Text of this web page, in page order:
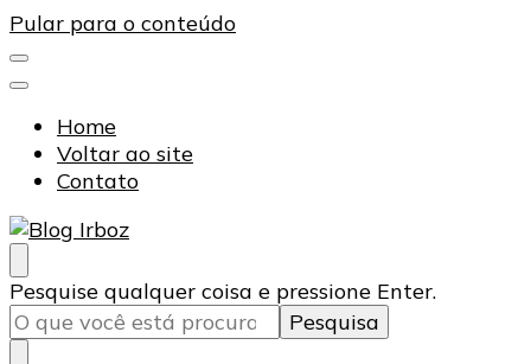
Pular para o conteúdo
Home
Voltar ao site
Contato
Blog Irboz
Blog de Lubrificação Industrial
Procurando
algo?
Pesquise qualquer coisa e pressione Enter.